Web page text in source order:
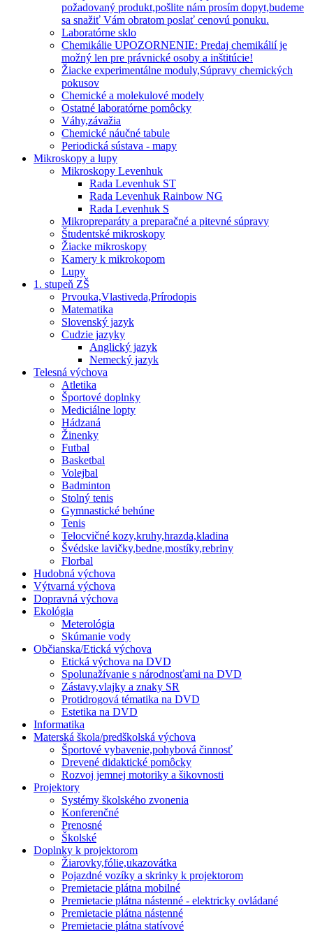
požadovaný produkt,pošlite nám prosím dopyt,budeme
sa snažiť Vám obratom poslať cenovú ponuku.
Laboratórne sklo
Chemikálie UPOZORNENIE: Predaj chemikálií je
možný len pre právnické osoby a inštitúcie!
Žiacke experimentálne moduly,Súpravy chemických
pokusov
Chemické a molekulové modely
Ostatné laboratórne pomôcky
Váhy,závažia
Chemické náučné tabule
Periodická sústava - mapy
Mikroskopy a lupy
Mikroskopy Levenhuk
Rada Levenhuk ST
Rada Levenhuk Rainbow NG
Rada Levenhuk S
Mikropreparáty a preparačné a pitevné súpravy
Študentské mikroskopy
Žiacke mikroskopy
Kamery k mikrokopom
Lupy
1. stupeň ZŠ
Prvouka,Vlastiveda,Prírodopis
Matematika
Slovenský jazyk
Cudzie jazyky
Anglický jazyk
Nemecký jazyk
Telesná výchova
Atletika
Športové doplnky
Mediciálne lopty
Hádzaná
Žinenky
Futbal
Basketbal
Volejbal
Badminton
Stolný tenis
Gymnastické behúne
Tenis
Telocvičné kozy,kruhy,hrazda,kladina
Švédske lavičky,bedne,mostíky,rebriny
Florbal
Hudobná výchova
Výtvarná výchova
Dopravná výchova
Ekológia
Meterológia
Skúmanie vody
Občianska/Etická výchova
Etická výchova na DVD
Spolunažívanie s národnosťami na DVD
Zástavy,vlajky a znaky SR
Protidrogová tématika na DVD
Estetika na DVD
Informatika
Materská škola/predškolská výchova
Športové vybavenie,pohybová činnosť
Drevené didaktické pomôcky
Rozvoj jemnej motoriky a šikovnosti
Projektory
Systémy školského zvonenia
Konferenčné
Prenosné
Školské
Doplnky k projektorom
Žiarovky,fólie,ukazovátka
Pojazdné vozíky a skrinky k projektorom
Premietacie plátna mobilné
Premietacie plátna nástenné - elektricky ovládané
Premietacie plátna nástenné
Premietacie plátna statívové